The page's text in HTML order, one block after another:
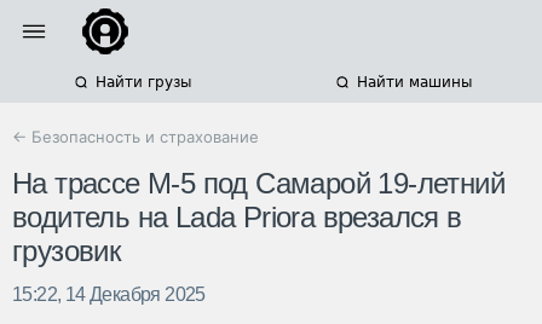
Найти грузы Найти машины
← Безопасность и страхование
На трассе М-5 под Самарой 19-летний
водитель на Lada Priora врезался в
грузовик
15:22, 14 Декабря 2025